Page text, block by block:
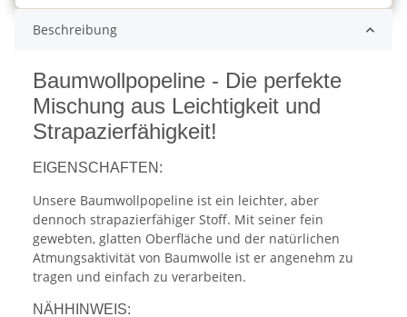
Beschreibung
Baumwollpopeline - Die perfekte
Mischung aus Leichtigkeit und
Strapazierfähigkeit!
EIGENSCHAFTEN:
Unsere Baumwollpopeline ist ein leichter, aber
dennoch strapazierfähiger Stoff. Mit seiner fein
gewebten, glatten Oberfläche und der natürlichen
Atmungsaktivität von Baumwolle ist er angenehm zu
tragen und einfach zu verarbeiten.
NÄHHINWEIS: